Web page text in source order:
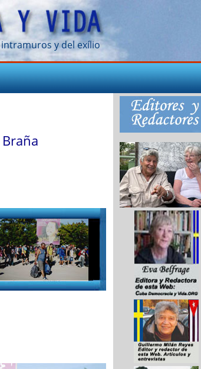
intramuros y del exílio